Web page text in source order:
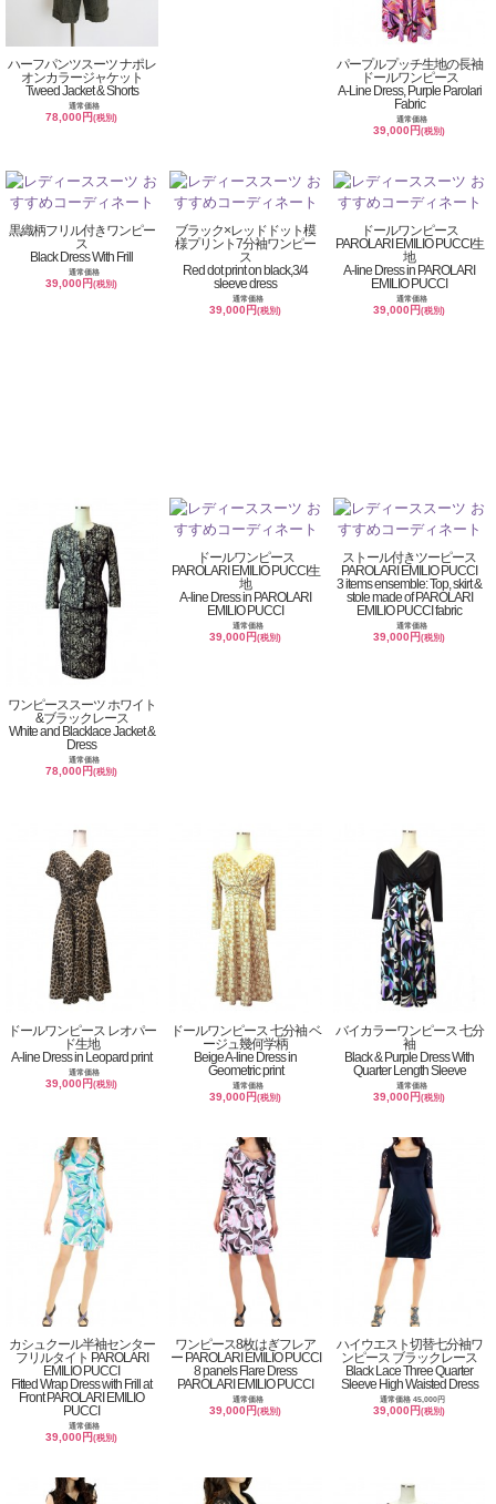
ハーフパンツスーツ ナポレ
オンカラージャケット
Tweed Jacket & Shorts
通常価格
78,000円(税別)
パープルプッチ生地の長袖
ドールワンピース
A-Line Dress, Purple Parolari
Fabric
通常価格
39,000円(税別)
黒織柄フリル付きワンピー
ス
Black Dress With Frill
通常価格
39,000円(税別)
ブラック×レッドドット模
様プリント7分袖ワンピー
ス
Red dot print on black,3/4
sleeve dress
通常価格
39,000円(税別)
ドールワンピース
PAROLARI EMILIO PUCCI生
地
A-line Dress in PAROLARI
EMILIO PUCCI
通常価格
39,000円(税別)
ワンピーススーツ ホワイト
&ブラックレース
White and Blacklace Jacket &
Dress
通常価格
78,000円(税別)
ドールワンピース
PAROLARI EMILIO PUCCI生
地
A-line Dress in PAROLARI
EMILIO PUCCI
通常価格
39,000円(税別)
ストール付きツーピース
PAROLARI EMILIO PUCCI
3 items ensemble: Top, skirt &
stole made of PAROLARI
EMILIO PUCCI fabric
通常価格
39,000円(税別)
ドールワンピース レオパー
ド生地
A-line Dress in Leopard print
通常価格
39,000円(税別)
ドールワンピース 七分袖 ベ
ージュ幾何学柄
Beige A-line Dress in
Geometric print
通常価格
39,000円(税別)
バイカラーワンピース 七分
袖
Black & Purple Dress With
Quarter Length Sleeve
通常価格
39,000円(税別)
カシュクール半袖センター
フリルタイト PAROLARI
EMILIO PUCCI
Fitted Wrap Dress with Frill at
Front PAROLARI EMILIO
PUCCI
通常価格
39,000円(税別)
ワンピース8枚はぎフレア
ー PAROLARI EMILIO PUCCI
8 panels Flare Dress
PAROLARI EMILIO PUCCI
通常価格
39,000円(税別)
ハイウエスト切替七分袖ワ
ンピース ブラックレース
Black Lace Three Quarter
Sleeve High Waisted Dress
通常価格 45,000円
39,000円(税別)